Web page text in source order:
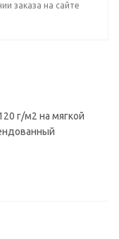
заказа на сайте
г/м2 на мягкой